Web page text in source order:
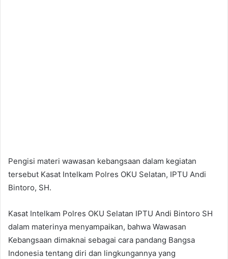
Pengisi materi wawasan kebangsaan dalam kegiatan
tersebut Kasat Intelkam Polres OKU Selatan, IPTU Andi
Bintoro, SH.
Kasat Intelkam Polres OKU Selatan IPTU Andi Bintoro SH
dalam materinya menyampaikan, bahwa Wawasan
Kebangsaan dimaknai sebagai cara pandang Bangsa
Indonesia tentang diri dan lingkungannya yang